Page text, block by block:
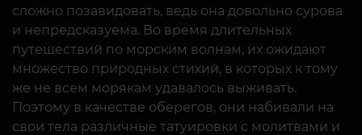
сложно позавидовать, ведь она довольно сурова
и непредсказуема. Во время длительных
путешествий по морским волнам, их ожидают
множество природных стихий, в которых к тому
же не всем морякам удавалось выживать.
Поэтому в качестве оберегов, они набивали на
свои тела различные татуировки с молитвами и